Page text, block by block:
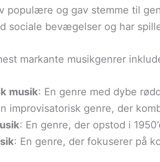
populære og gav stemme til
sociale bevægelser og har
markante musikgenrer
musik: En genre med dybe
improvisatorisk genre, der
: En genre, der opstod i
: En genre, der fokuserer på